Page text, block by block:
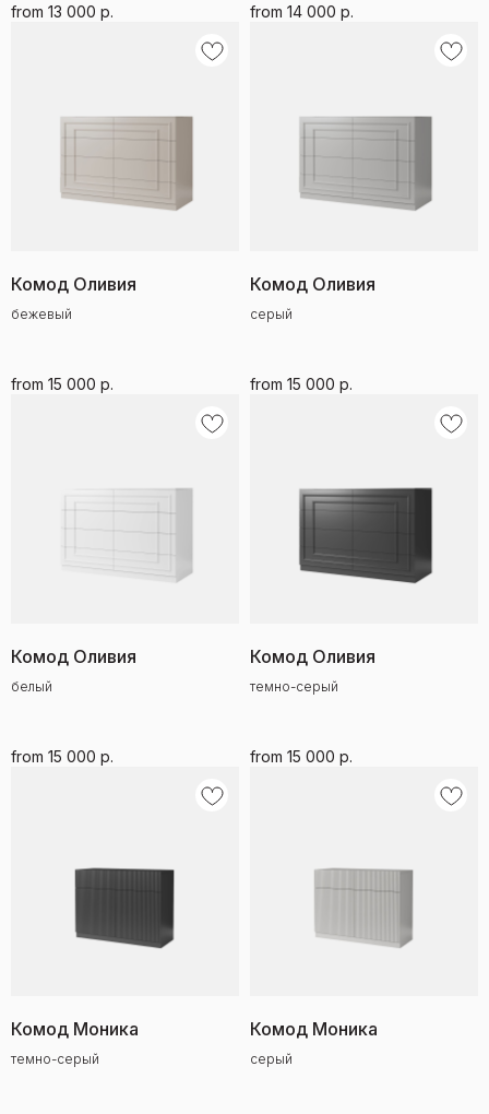
from 13 000 р. from 14 000 р.
Комод Оливия
бежевый
from 15 000 р.
Комод Оливия
серый
from 15 000 р.
Комод Оливия
белый
from 15 000 р.
Комод Оливия
темно-серый
from 15 000 р.
Комод Моника
темно-серый
Комод Моника
серый